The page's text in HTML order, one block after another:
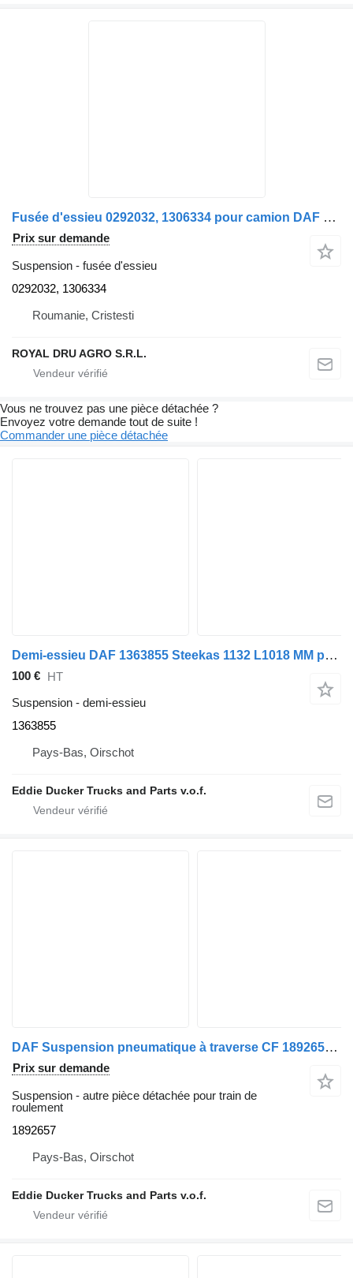
Fusée d'essieu 0292032, 1306334 pour camion DAF CF450
Prix sur demande
Suspension - fusée d'essieu
0292032, 1306334
Roumanie, Cristesti
ROYAL DRU AGRO S.R.L.
Vous ne trouvez pas une pièce détachée ?
Envoyez votre demande tout de suite !
Commander une pièce détachée
Demi-essieu DAF 1363855 Steekas 1132 L1018 MM pour camion DAF CF65(IV)
100 € HT
Suspension - demi-essieu
1363855
Pays-Bas, Oirschot
Eddie Ducker Trucks and Parts v.o.f.
DAF Suspension pneumatique à traverse CF 1892657 CF/XF Euro 6 pour camion DAF CF/XF
Prix sur demande
Suspension - autre pièce détachée pour train de
roulement
1892657
Pays-Bas, Oirschot
Eddie Ducker Trucks and Parts v.o.f.